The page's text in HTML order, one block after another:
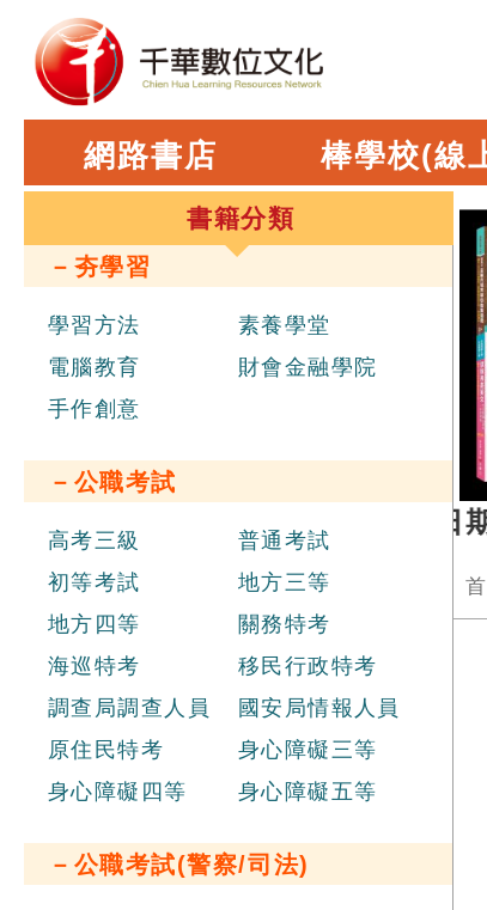
網路書店 棒學校(線
書籍分類
－夯學習
學習方法
素養學堂
電腦教育
財會金融學院
手作創意
－公職考試
高考三級
普通考試
初等考試
地方三等
地方四等
關務特考
海巡特考
移民行政特考
調查局調查人員
國安局情報人員
原住民特考
身心障礙三等
身心障礙四等
身心障礙五等
－公職考試(警察/司法)
職員辦理聯合招考，報名日期